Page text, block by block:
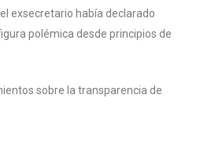
exsecretario había declarado
polémica desde principios de
sobre la transparencia de